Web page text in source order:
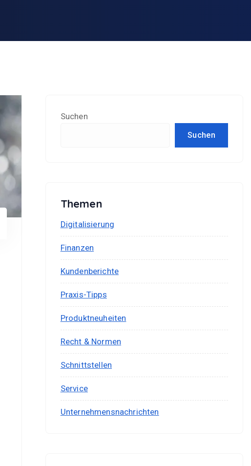
Suchen
Suchen
Themen
Digitalisierung
Finanzen
Kundenberichte
Praxis-Tipps
Produktneuheiten
Recht & Normen
Schnittstellen
Service
Unternehmensnachrichten